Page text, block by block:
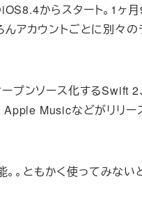
からスタート。1ヶ
アカウントごとに別々の
プンソース化するSwift
Musicなどがリリー
。。ともかく使ってみない